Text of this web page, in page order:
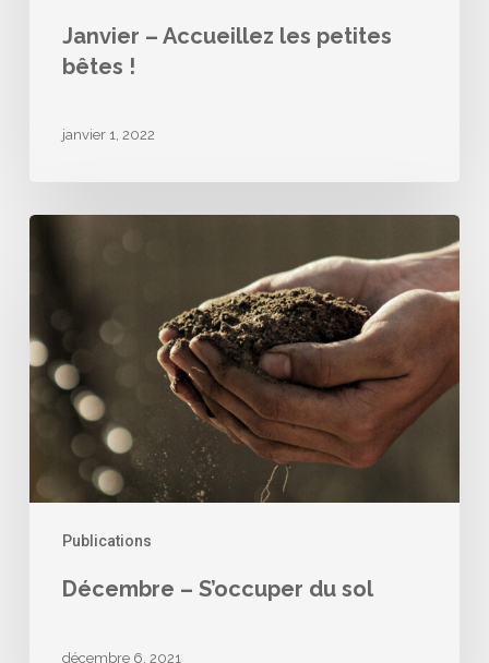
Janvier – Accueillez les petites
bêtes !
janvier 1, 2022
Publications
sol
Décembre – S’occuper du sol
décembre 6, 2021